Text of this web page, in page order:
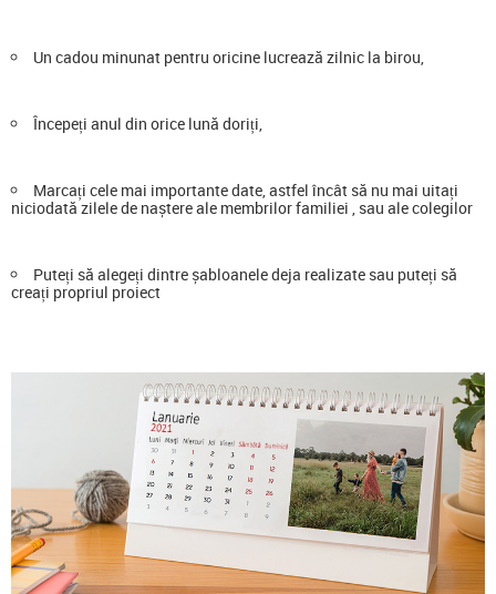
Un cadou minunat pentru oricine lucrează zilnic la birou,
Începeți anul din orice lună doriți,
Marcați cele mai importante date, astfel încât să nu mai uitați
niciodată zilele de naștere ale membrilor familiei , sau ale colegilor
Puteți să alegeți dintre șabloanele deja realizate sau puteți să
creați propriul proiect